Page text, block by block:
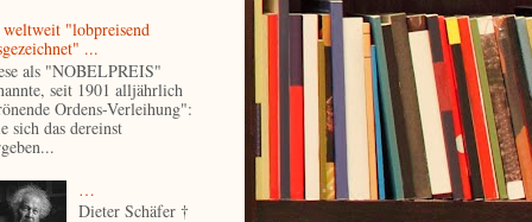
"lobpreisend
...
als "NOBELPREIS"
seit 1901 alljährlich
Ordens-Verleihung":
sich das dereinst
…
Dieter Schäfer †